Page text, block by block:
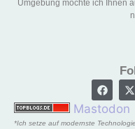
Umgebung möchte ich Ihnen
Mastodon
*Ich setze auf modernste